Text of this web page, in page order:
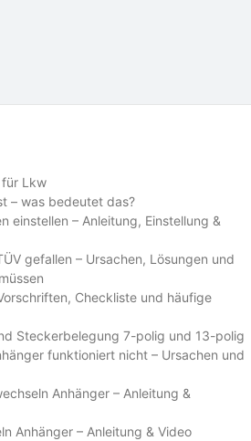
Lkw
– was bedeutet das?
einstellen – Anleitung, Einstellung &
gefallen – Ursachen, Lösungen und
Checkliste und häufige
Steckerbelegung 7-polig und 13-polig
funktioniert nicht – Ursachen und
Anhänger – Anleitung &
Anhänger – Anleitung & Video